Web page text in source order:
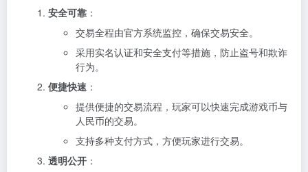
安全可靠 ：
交易全程由官方系统监控，确保交易安全。
采用实名认证和安全支付等措施，防止盗号和欺诈
行为。
便捷快速 ：
提供便捷的交易流程，玩家可以快速完成游戏币与
人民币的交易。
支持多种支付方式，方便玩家进行交易。
透明公开 ：